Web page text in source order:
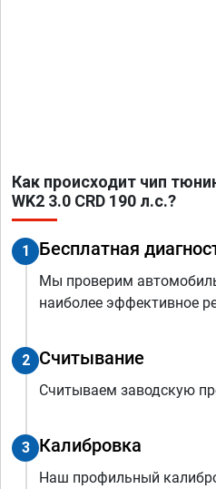
Как происходит чип
WK2 3.0 CRD 190 л.с.?
1 Бесплатная
Мы проверим
наиболее эффективное
2 Считывание
Считываем заводскую
3 Калибровка
Наш профильный